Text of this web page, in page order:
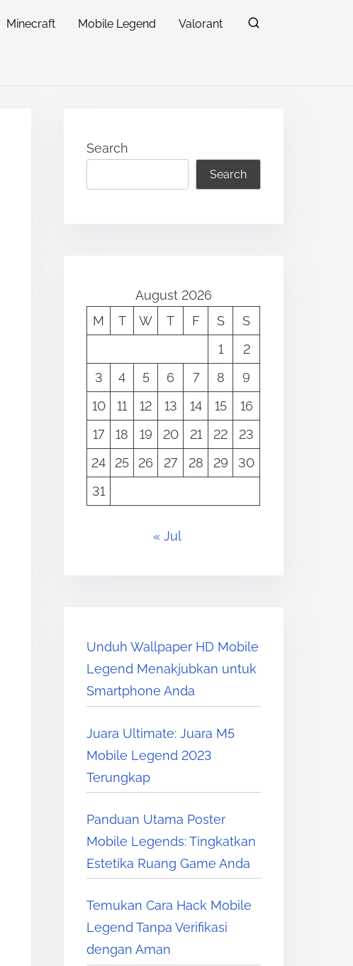
Minecraft Mobile Legend Valorant
Search
Search
August 2026
M
T W T F S
S
1
2
3
4 5 6 7 8
9
10
11 12 13 14 15
16
17
18 19 20 21 22
23
24
25 26 27 28 29
30
31
« Jul
Unduh Wallpaper HD Mobile
Legend Menakjubkan untuk
Smartphone Anda
Juara Ultimate: Juara M5
Mobile Legend 2023
Terungkap
Panduan Utama Poster
Mobile Legends: Tingkatkan
Estetika Ruang Game Anda
Temukan Cara Hack Mobile
Legend Tanpa Verifikasi
dengan Aman